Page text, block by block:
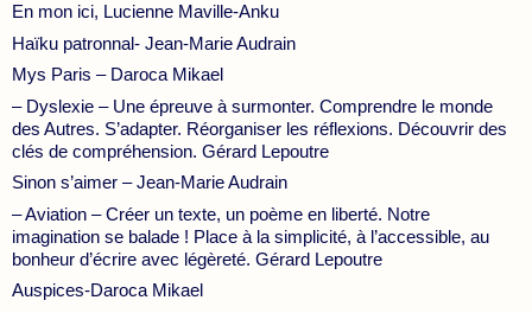
En mon ici, Lucienne Maville-Anku
Haïku patronnal- Jean-Marie Audrain
Mys Paris – Daroca Mikael
– Dyslexie – Une épreuve à surmonter. Comprendre le monde
des Autres. S’adapter. Réorganiser les réflexions. Découvrir des
clés de compréhension. Gérard Lepoutre
Sinon s’aimer – Jean-Marie Audrain
– Aviation – Créer un texte, un poème en liberté. Notre
imagination se balade ! Place à la simplicité, à l’accessible, au
bonheur d’écrire avec légèreté. Gérard Lepoutre
Auspices-Daroca Mikael